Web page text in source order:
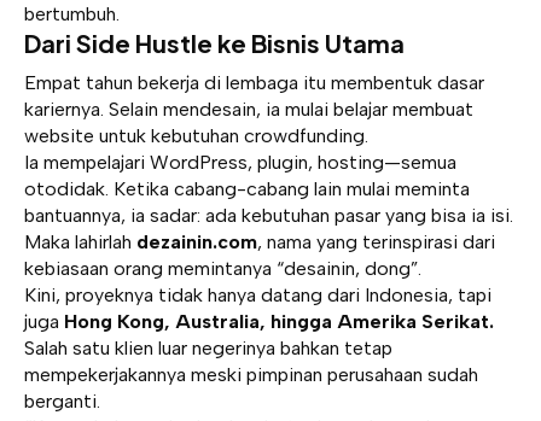
bertumbuh.
Dari Side Hustle ke Bisnis Utama
Empat tahun bekerja di lembaga itu membentuk dasar
kariernya. Selain mendesain, ia mulai belajar membuat
website untuk kebutuhan crowdfunding.
Ia mempelajari WordPress, plugin, hosting—semua
otodidak. Ketika cabang-cabang lain mulai meminta
bantuannya, ia sadar: ada kebutuhan pasar yang bisa ia isi.
Maka lahirlah dezainin.com, nama yang terinspirasi dari
kebiasaan orang memintanya “desainin, dong”.
Kini, proyeknya tidak hanya datang dari Indonesia, tapi
juga Hong Kong, Australia, hingga Amerika Serikat.
Salah satu klien luar negerinya bahkan tetap
mempekerjakannya meski pimpinan perusahaan sudah
berganti.